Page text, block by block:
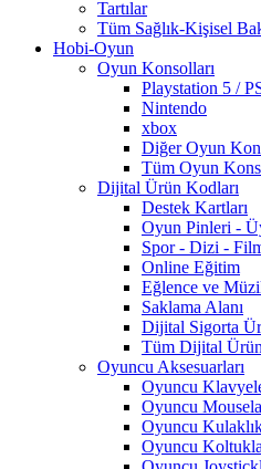
Tartılar
Tüm Sağlık-Kişisel
Hobi-Oyun
Oyun Konsolları
Playstation 5 /
Nintendo
xbox
Diğer Oyun
Tüm Oyun
Dijital Ürün Kodları
Destek Kartları
Oyun Pinleri -
Spor - Dizi -
Online Eğitim
Eğlence ve
Saklama Alanı
Dijital Sigorta
Tüm Dijital
Oyuncu Aksesuarları
Oyuncu
Oyuncu
Oyuncu
Oyuncu